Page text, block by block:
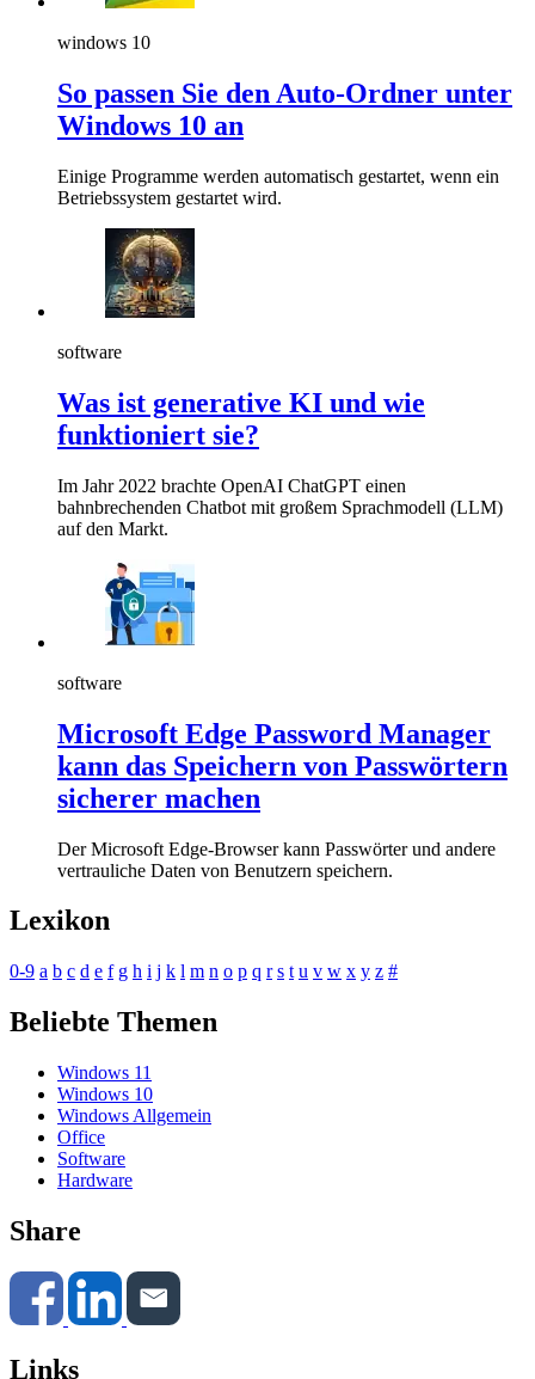
windows 10
So passen Sie den Auto-Ordner unter
Windows 10 an
Einige Programme werden automatisch gestartet, wenn ein
Betriebssystem gestartet wird.
software
Was ist generative KI und wie
funktioniert sie?
Im Jahr 2022 brachte OpenAI ChatGPT einen
bahnbrechenden Chatbot mit großem Sprachmodell (LLM)
auf den Markt.
software
Microsoft Edge Password Manager
kann das Speichern von Passwörtern
sicherer machen
Der Microsoft Edge-Browser kann Passwörter und andere
vertrauliche Daten von Benutzern speichern.
Lexikon
0-9 a b c d e f g h i j k l m n o p q r s t u v w x y z #
Beliebte Themen
Windows 11
Windows 10
Windows Allgemein
Office
Software
Hardware
Share
Links